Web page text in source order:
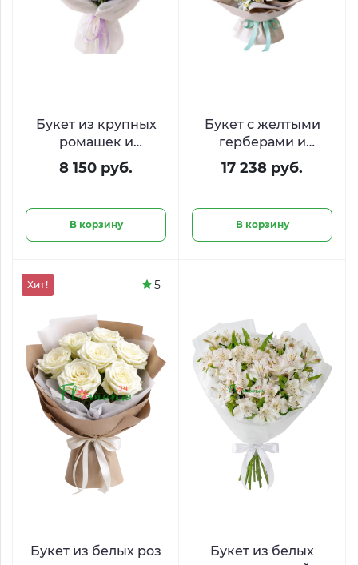
Букет из крупных
ромашек и
дельфиниума
«Луговая свежесть»
8 150 руб.
В корзину
Букет с желтыми
герберами и
белыми розами
«Лучик солнца»
17 238 руб.
В корзину
Букет из белых роз
Хит! 5
Букет из белых